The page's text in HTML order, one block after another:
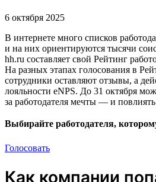
6 октября 2025
В интернете много списков
и на них ориентируются тысячи
hh.ru составляет свой Рейтинг
На разных этапах голосования в
сотрудники оставляют отзывы, а
лояльности eNPS. До 31 октября
за работодателя мечты — и
Выбирайте работодателя,
Голосовать
Как компании